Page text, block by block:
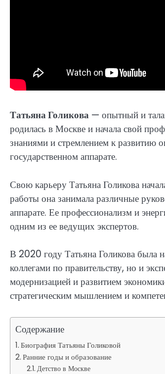
Татьяна Голикова — опытный и
родилась в Москве и начала свой
знаниями и стремлением к развитию
государственном аппарате.
Свою карьеру Татьяна Голикова
работы она занимала различные
аппарате. Ее профессионализм и
одним из ее ведущих экспертов.
В 2020 году Татьяна Голикова была
коллегами по правительству, но и
модернизацией и развитием
стратегическим мышлением и
Содержание
Биография Татьяны Голиковой
Ранние годы и образование
Детство в Москве